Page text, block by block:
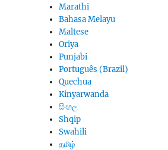
Marathi
Bahasa Melayu
Maltese
Oriya
Punjabi
Português (Brazil)
Quechua
Kinyarwanda
සිංහල
Shqip
Swahili
தமிழ்